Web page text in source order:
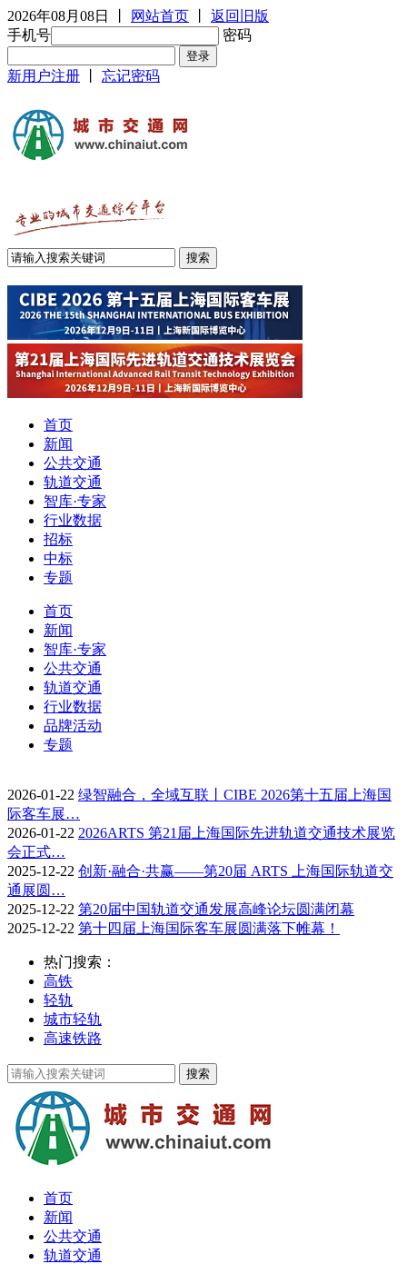
2026年08月08日 网站首页
返回旧版
手机号
密码
新用户注册 忘记密码
首页
新闻
公共交通
轨道交通
智库·专家
行业数据
招标
中标
专题
首页
新闻
智库·专家
公共交通
轨道交通
行业数据
品牌活动
专题
2026-01-22 绿智融合，全域互联丨CIBE 2026第十五届上海国
际客车展…
2026-01-22 2026ARTS 第21届上海国际先进轨道交通技术展览
会正式…
2025-12-22 创新·融合·共赢——第20届 ARTS 上海国际轨道交
通展圆…
2025-12-22 第20届中国轨道交通发展高峰论坛圆满闭幕
2025-12-22 第十四届上海国际客车展圆满落下帷幕！
热门搜索：
高铁
轻轨
城市轻轨
高速铁路
首页
新闻
公共交通
轨道交通